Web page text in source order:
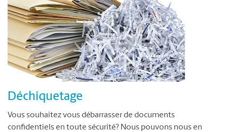
Déchiquetage
Vous souhaitez vous débarrasser de documents
confidentiels en toute sécurité? Nous pouvons nous en